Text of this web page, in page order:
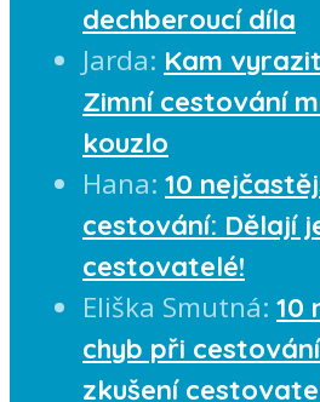
dechberoucí díla
Jarda: Kam
Zimní cestování
kouzlo
Hana: 10
cestování: Dělají
cestovatelé!
Eliška Smutná: 10
chyb při
zkušení